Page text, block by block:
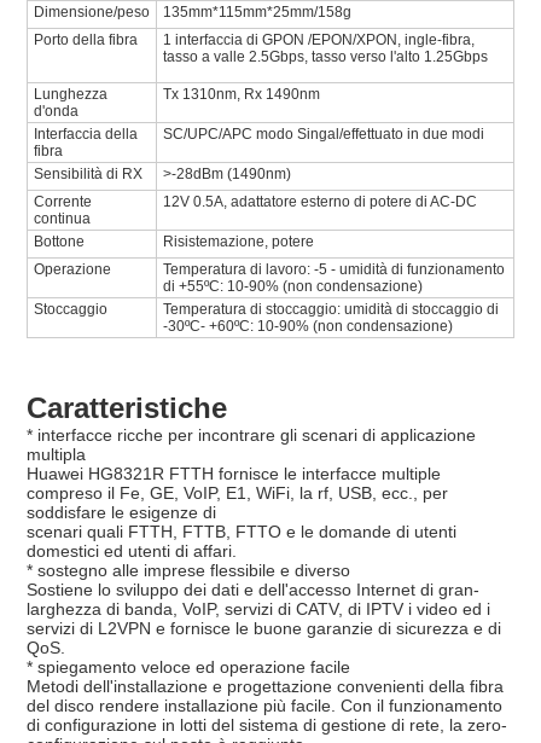
Dimensione/peso
135mm*115mm*25mm/158g
Porto della fibra
1 interfaccia di GPON /EPON/XPON, ingle-fibra,
tasso a valle 2.5Gbps, tasso verso l'alto 1.25Gbps
Lunghezza
d'onda
Tx 1310nm, Rx 1490nm
Interfaccia della
fibra
SC/UPC/APC modo Singal/effettuato in due modi
Sensibilità di RX
>-28dBm (1490nm)
Corrente
continua
12V 0.5A, adattatore esterno di potere di AC-DC
Bottone
Risistemazione, potere
Operazione
Temperatura di lavoro: -5 - umidità di funzionamento
di +55ºC: 10-90% (non condensazione)
Stoccaggio
Temperatura di stoccaggio: umidità di stoccaggio di
-30ºC- +60ºC: 10-90% (non condensazione)
Caratteristiche
* interfacce ricche per incontrare gli scenari di applicazione
multipla
Huawei HG8321R FTTH fornisce le interfacce multiple
compreso il Fe, GE, VoIP, E1, WiFi, la rf, USB, ecc., per
soddisfare le esigenze di
scenari quali FTTH, FTTB, FTTO e le domande di utenti
domestici ed utenti di affari.
* sostegno alle imprese flessibile e diverso
Sostiene lo sviluppo dei dati e dell'accesso Internet di gran-
larghezza di banda, VoIP, servizi di CATV, di IPTV i video ed i
servizi di L2VPN e fornisce le buone garanzie di sicurezza e di
QoS.
* spiegamento veloce ed operazione facile
Metodi dell'installazione e progettazione convenienti della fibra
del disco rendere installazione più facile. Con il funzionamento
di configurazione in lotti del sistema di gestione di rete, la zero-